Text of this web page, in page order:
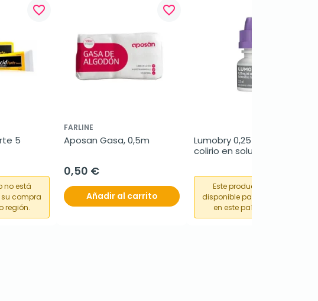
favorite_border
5
no está
compra
región.
favorite_border
FARLINE
Aposan Gasa, 0,5m
0,50 €
Añadir al carrito
Lumobry 0,25 mg/ml,
colirio en solución, 10 ml
Este producto no está
disponible para su compra
en este país o región.